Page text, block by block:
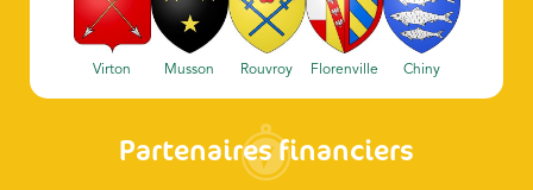
Virton Musson Rouvroy Florenville Chiny
Partenaires financiers